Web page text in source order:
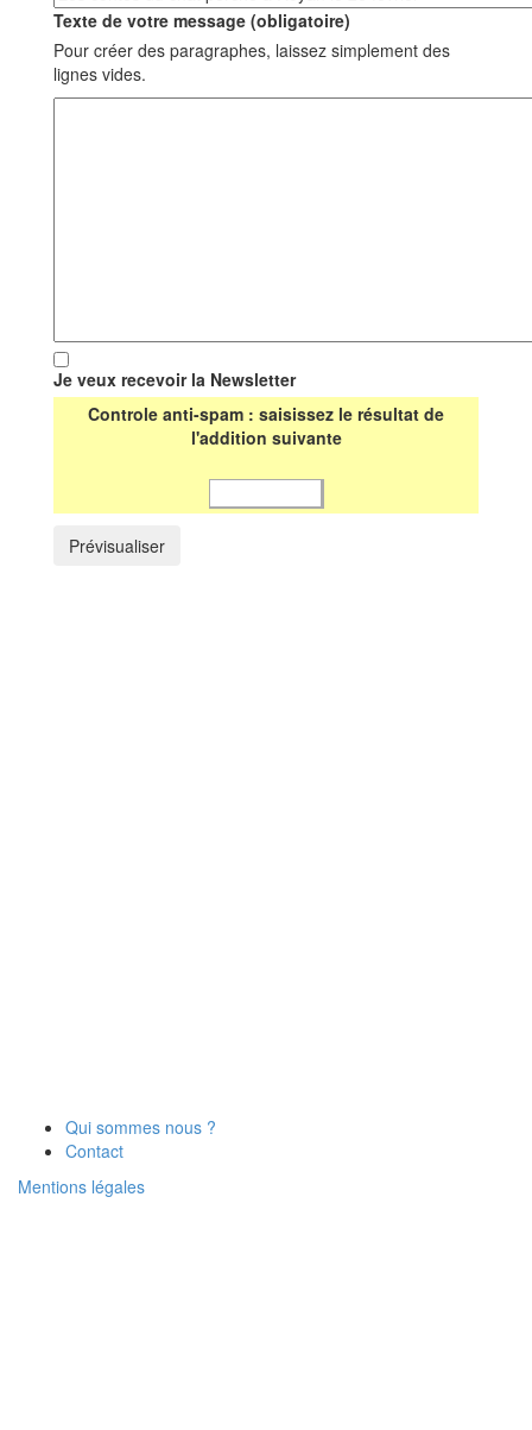
Texte de votre message (obligatoire)
Pour créer des paragraphes, laissez simplement des
lignes vides.
Je veux recevoir la Newsletter
Controle anti-spam : saisissez le résultat de
l'addition suivante
Qui sommes nous ?
Contact
Mentions légales